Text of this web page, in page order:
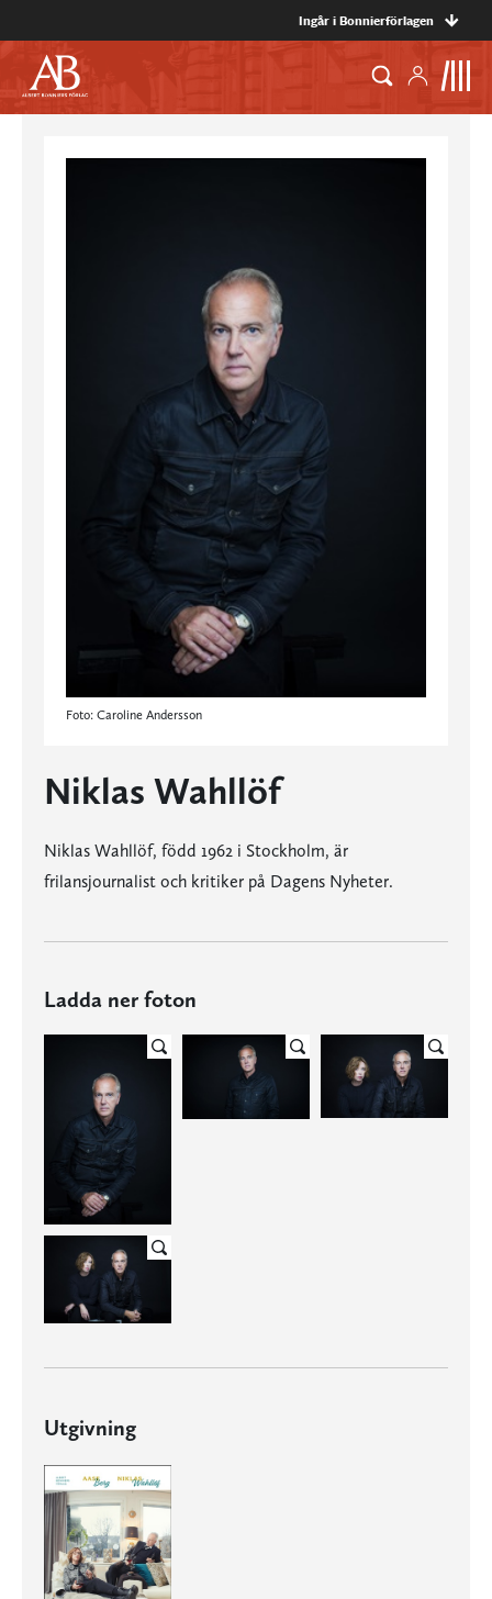
Ingår i Bonnierförlagen
Foto: Caroline Andersson
Niklas Wahllöf
Niklas Wahllöf, född 1962 i Stockholm, är
frilansjournalist och kritiker på Dagens Nyheter.
Ladda ner foton
Utgivning